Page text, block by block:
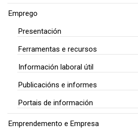
Emprego
Presentación
Ferramentas e recursos
Información laboral útil
Publicacións e informes
Portais de información
Emprendemento e Empresa